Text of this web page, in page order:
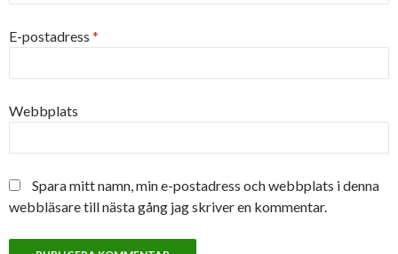
E-postadress *
Webbplats
Spara mitt namn, min e-postadress och webbplats i denna
webbläsare till nästa gång jag skriver en kommentar.